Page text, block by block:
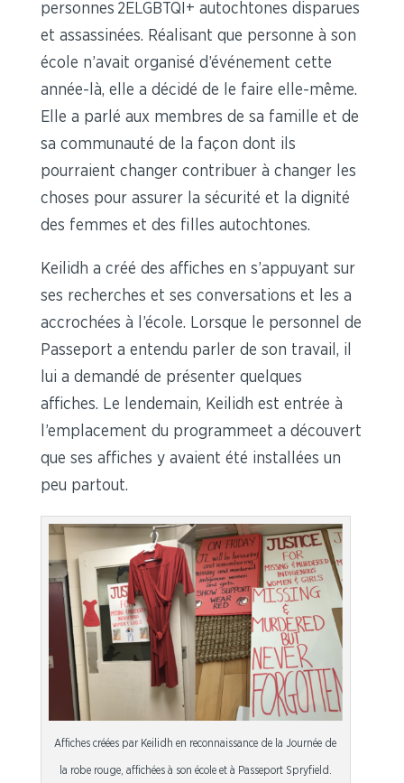
personnes 2ELGBTQI+ autochtones disparues
et assassinées. Réalisant que personne à son
école n’avait organisé d’événement cette
année-là, elle a décidé de le faire elle-même.
Elle a parlé aux membres de sa famille et de
sa communauté de la façon dont ils
pourraient changer contribuer à changer les
choses pour assurer la sécurité et la dignité
des femmes et des filles autochtones.
Keilidh a créé des affiches en s’appuyant sur
ses recherches et ses conversations et les a
accrochées à l’école. Lorsque le personnel de
Passeport a entendu parler de son travail, il
lui a demandé de présenter quelques
affiches. Le lendemain, Keilidh est entrée à
l’emplacement du programmeet a découvert
que ses affiches y avaient été installées un
peu partout.
Affiches créées par Keilidh en reconnaissance de la Journée de
la robe rouge, affichées à son école et à Passeport Spryfield.